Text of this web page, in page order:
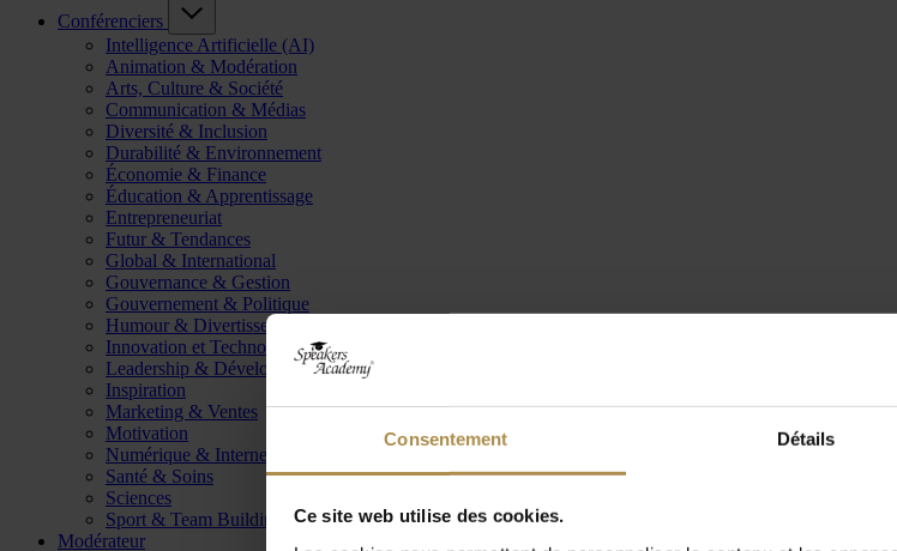
Consentement Détails
Ce site web utilise des cookies.
Conférenciers
Intelligence Artificielle (AI)
Animation & Modération
Arts, Culture & Société
Communication & Médias
Diversité & Inclusion
Durabilité & Environnement
Économie & Finance
Éducation & Apprentissage
Entrepreneuriat
Futur & Tendances
Global & International
Gouvernance & Gestion
Gouvernement & Politique
Humour & Divertissement
Innovation et Technologie
Leadership & Développement
Inspiration
Marketing & Ventes
Motivation
Numérique & Internet
Santé & Soins
Sciences
Sport & Team Building
Modérateur